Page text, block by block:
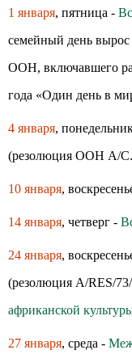
1 января, пятница -
семейный день вырос
ООН, включавшего
года «Один день в
4 января,
(резолюция ООН A/
10 января,
14 января, четверг -
24 января,
(резолюция A/RES/
африканской
27 января, среда -